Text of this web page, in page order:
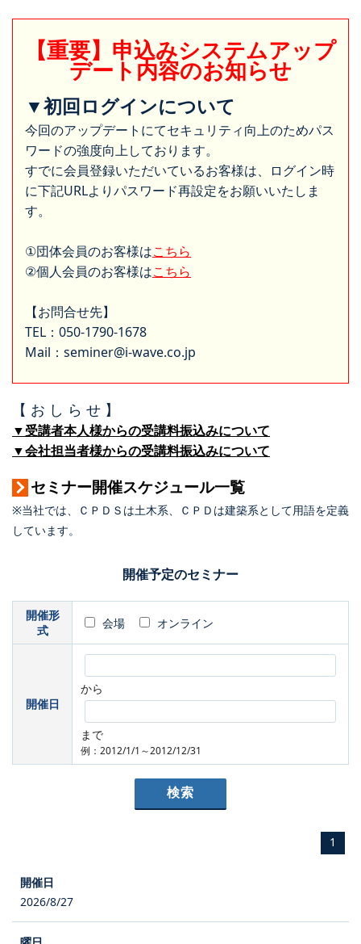
【重要】申込みシステムアップ
デート内容のお知らせ
▼初回ログインについて
今回のアップデートにてセキュリティ向上のためパス
ワードの強度向上しております。
すでに会員登録いただいているお客様は、ログイン時
に下記URLよりパスワード再設定をお願いいたしま
す。
①団体会員のお客様はこちら
②個人会員のお客様はこちら
【お問合せ先】
TEL：050-1790-1678
Mail：seminer@i-wave.co.jp
【 お し ら せ 】
▼受講者本人様からの受講料振込みについて
▼会社担当者様からの受講料振込みについて
セミナー開催スケジュール一覧
※当社では、ＣＰＤＳは土木系、ＣＰＤは建築系として用語を定義
しています。
開催予定のセミナー
開催形
式
会場 オンライン
開催日
から
まで
例：2012/1/1～2012/12/31
1
2026/8/27